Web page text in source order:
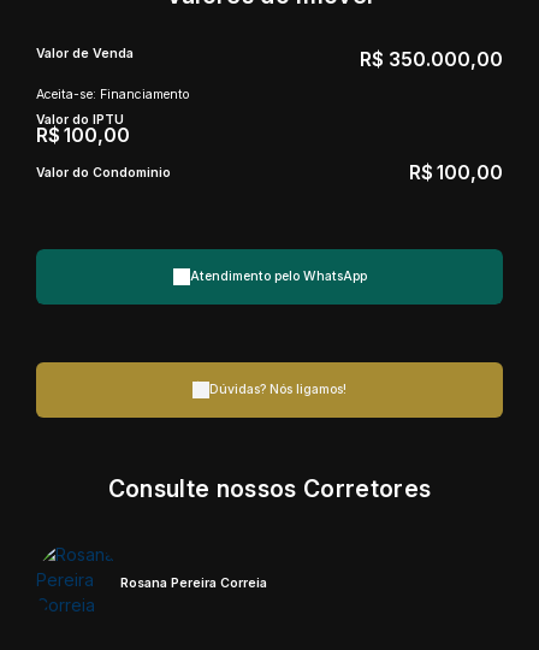
R$ 350.000,00
Valor de Venda
Aceita-se: Financiamento
Valor do IPTU
R$ 100,00
Valor do Condominio R$ 100,00
Atendimento pelo WhatsApp
Dúvidas? Nós ligamos!
Consulte nossos Corretores
Rosana Pereira Correia